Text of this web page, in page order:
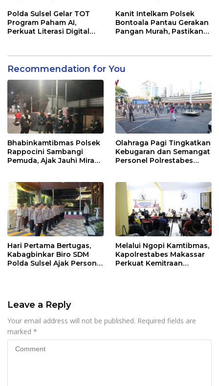
Polda Sulsel Gelar TOT
Program Paham AI,
Perkuat Literasi Digital
Kanit Intelkam Polsek
Bontoala Pantau Gerakan
Pangan Murah, Pastikan
Recommendation for You
Bhabinkamtibmas Polsek
Rappocini Sambangi
Pemuda, Ajak Jauhi Miras,
Olahraga Pagi Tingkatkan
Kebugaran dan Semangat
Personel Polrestabes
Hari Pertama Bertugas,
Kabagbinkar Biro SDM
Polda Sulsel Ajak Personel
Melalui Ngopi Kamtibmas,
Kapolrestabes Makassar
Perkuat Kemitraan
Leave a Reply
Your email address will not be published. Required fields are
marked *